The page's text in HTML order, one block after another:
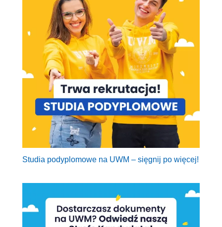
Studia podyplomowe na UWM – sięgnij po więcej!